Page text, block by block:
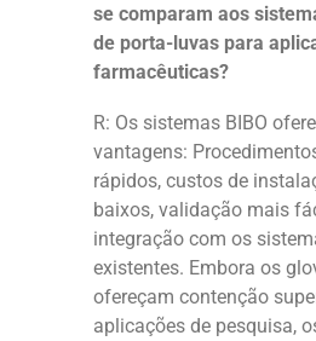
se comparam aos
de porta-luvas para
farmacêuticas?
R: Os sistemas BIBO
vantagens:
rápidos, custos de
baixos, validação mais
integração com os
existentes. Embora os
ofereçam contenção
aplicações de pesquisa,